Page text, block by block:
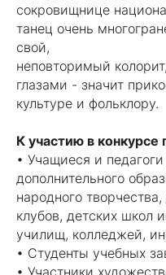
сокровищнице
танец очень
свой,
неповторимый
глазами - значит
культуре и фольклору.
К участию в конкурсе
• Учащиеся и
дополнительного
народного
клубов, детских школ
училищ, колледжей,
• Студенты учебных
• Участники